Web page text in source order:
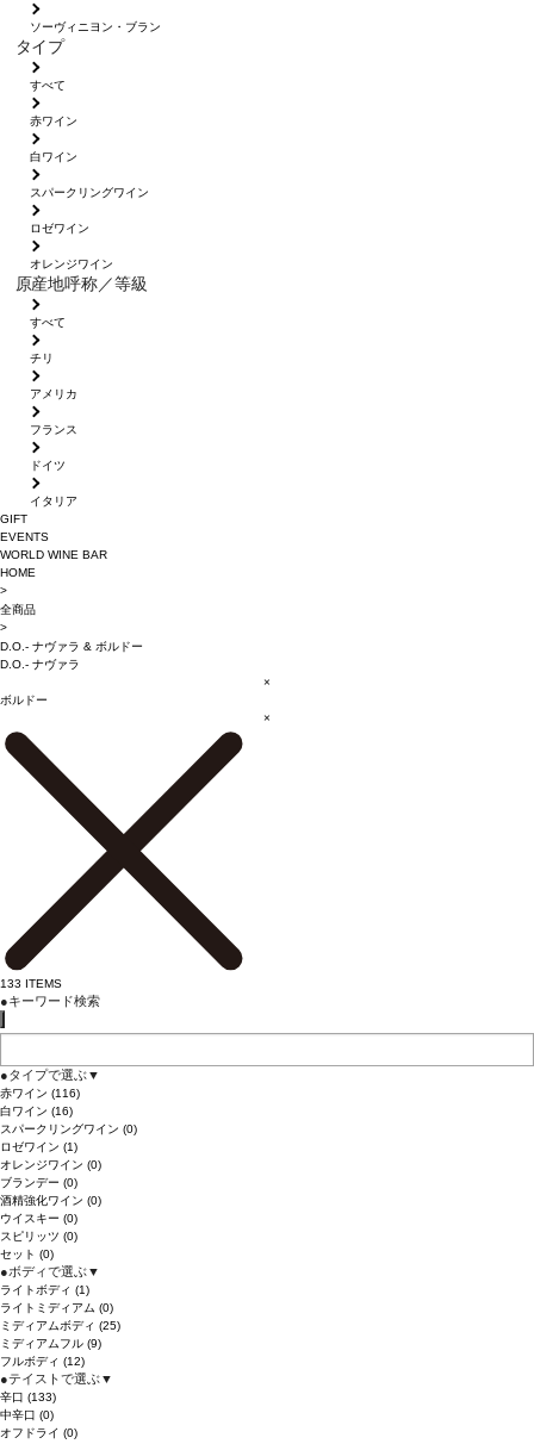
ソーヴィニヨン・ブラン
タイプ
すべて
赤ワイン
白ワイン
スパークリングワイン
ロゼワイン
オレンジワイン
原産地呼称／等級
すべて
チリ
アメリカ
フランス
ドイツ
イタリア
GIFT
EVENTS
WORLD WINE BAR
HOME
>
全商品
>
D.O.- ナヴァラ & ボルドー
D.O.- ナヴァラ
×
ボルドー
×
133 ITEMS
●キーワード検索
●タイプで選ぶ▼
赤ワイン (116)
白ワイン (16)
スパークリングワイン (0)
ロゼワイン (1)
オレンジワイン (0)
ブランデー (0)
酒精強化ワイン (0)
ウイスキー (0)
スピリッツ (0)
セット (0)
●ボディで選ぶ▼
ライトボディ (1)
ライトミディアム (0)
ミディアムボディ (25)
ミディアムフル (9)
フルボディ (12)
●テイストで選ぶ▼
辛口 (133)
中辛口 (0)
オフドライ (0)